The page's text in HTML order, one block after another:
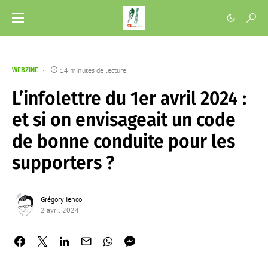
WEBZINE 14 minutes de lecture
L’infolettre du 1er avril 2024 :
et si on envisageait un code
de bonne conduite pour les
supporters ?
Grégory Ienco
2 avril 2024